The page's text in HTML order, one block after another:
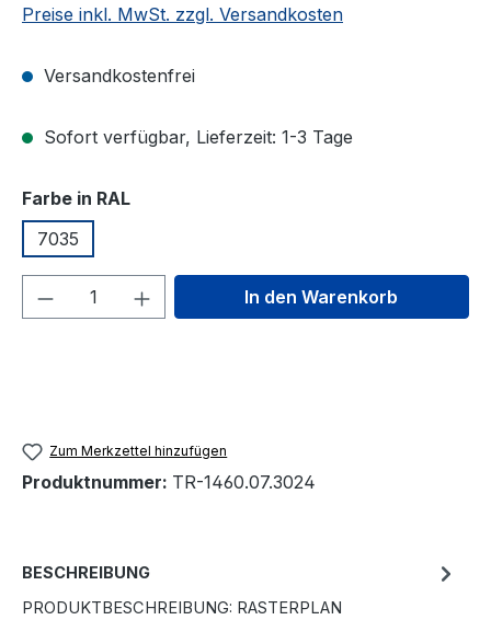
Preise inkl. MwSt. zzgl. Versandkosten
Versandkostenfrei
Sofort verfügbar, Lieferzeit: 1-3 Tage
Farbe in RALauswählen
7035
Produkt Anzahl: Gib denIn den Warenkorb
Zum Merkzettel hinzufügen
Produktnummer: TR-1460.07.3024
BESCHREIBUNG
PRODUKTBESCHREIBUNG: RASTERPLAN